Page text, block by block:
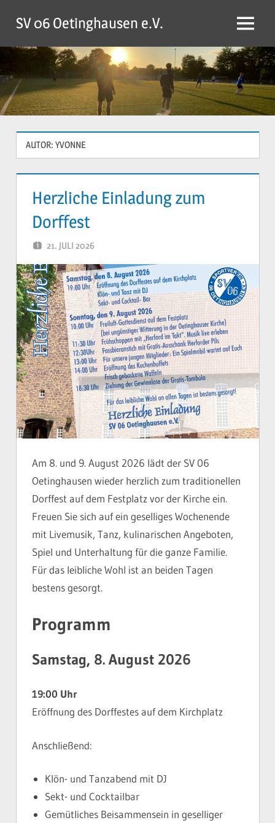
Inhalt
springen
SV 06 Oetinghausen e.V. Menü
AUTOR: YVONNE
Herzliche Einladung zum
Dorffest
21. JULI 2026
Am 8. und 9. August 2026 lädt der SV 06
Oetinghausen wieder herzlich zum traditionellen
Dorffest auf dem Festplatz vor der Kirche ein.
Freuen Sie sich auf ein geselliges Wochenende
mit Livemusik, Tanz, kulinarischen Angeboten,
Spiel und Unterhaltung für die ganze Familie.
Für das leibliche Wohl ist an beiden Tagen
bestens gesorgt.
Programm
Samstag, 8. August 2026
19:00 Uhr
Eröffnung des Dorffestes auf dem Kirchplatz
Anschließend:
Klön- und Tanzabend mit DJ
Sekt- und Cocktailbar
Gemütliches Beisammensein in geselliger